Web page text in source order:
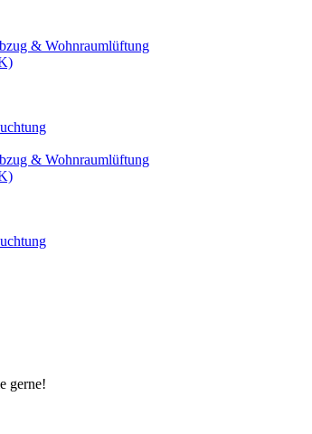
& Wohnraumlüftung
& Wohnraumlüftung
gerne!